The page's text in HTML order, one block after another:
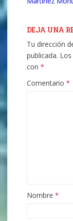
DEJA UNA
Tu dirección
publicada.
con *
Comentario *
Nombre *